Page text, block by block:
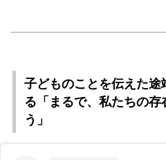
子どものことを伝えた
る「まるで、私たちの
う」